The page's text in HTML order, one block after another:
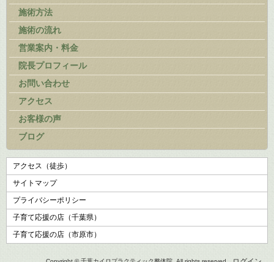
施術方法
施術の流れ
営業案内・料金
院長プロフィール
お問い合わせ
アクセス
お客様の声
ブログ
アクセス（徒歩）
サイトマップ
プライバシーポリシー
子育て応援の店（千葉県）
子育て応援の店（市原市）